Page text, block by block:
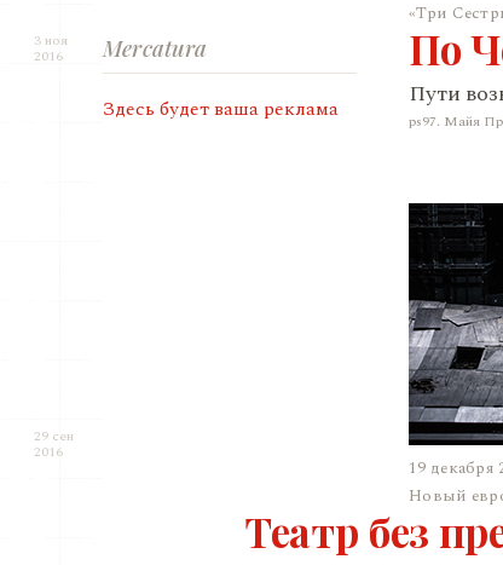
3 ноя
2016
29 сен
2016
Mercatura
Здесь будет ваша реклама
«Три
По
Пути
ps97. Майя
19 декабря
Новый
Театр без